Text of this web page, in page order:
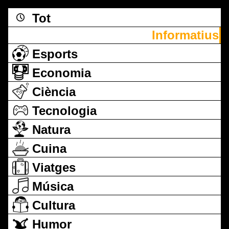
Tot
Informatius
Esports
Economia
Ciència
Tecnologia
Natura
Cuina
Viatges
Música
Cultura
Humor